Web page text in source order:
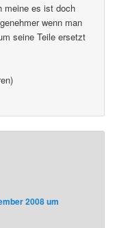
meine es ist doch
wenn man
seine Teile ersetzt
2008 um